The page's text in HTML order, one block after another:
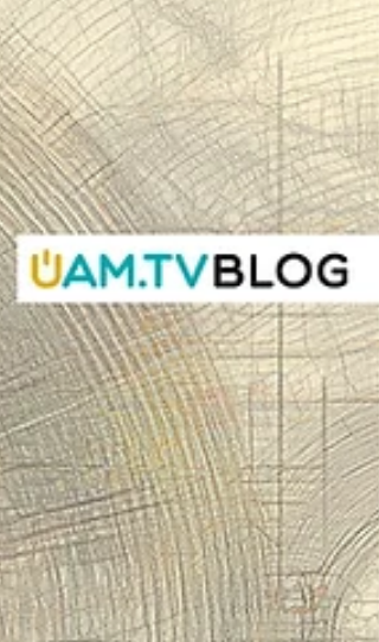
trasformare il dolore e le macerie
interiori in una nuova possibilità di
senso, attraverso immagini d’archivio,
arte e memoria familiare.